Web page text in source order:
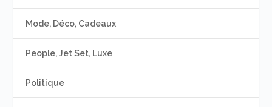
Mode, Déco, Cadeaux
People, Jet Set, Luxe
Politique